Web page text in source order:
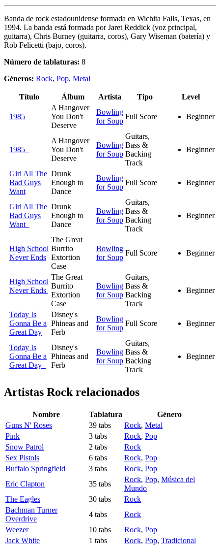
Banda de rock estadounidense formada en Wichita Falls, Texas, en
1994. La banda está formada por Jaret Reddick (voz principal,
guitarra), Chris Burney (guitarra, coros), Gary Wiseman (batería) y
Rob Felicetti (bajo, coros).
Número de tablaturas: 8
Géneros: Rock, Pop, Metal
Título Álbum Artista Tipo Level
1985
A Hangover
You Don't
Deserve
Bowling
for Soup
Full Score Beginner
1985
A Hangover
You Don't
Deserve
Bowling
for Soup
Guitars,
Bass &
Backing
Track
Beginner
Girl All The
Bad Guys
Want
Drunk
Enough to
Dance
Bowling
for Soup
Full Score Beginner
Girl All The
Bad Guys
Want
Drunk
Enough to
Dance
Bowling
for Soup
Guitars,
Bass &
Backing
Track
Beginner
High School
Never Ends
The Great
Burrito
Extortion
Case
Bowling
for Soup
Full Score Beginner
High School
Never Ends
The Great
Burrito
Extortion
Case
Bowling
for Soup
Guitars,
Bass &
Backing
Track
Beginner
Today Is
Gonna Be a
Great Day
Disney's
Phineas and
Ferb
Bowling
for Soup
Full Score Beginner
Today Is
Gonna Be a
Great Day
Disney's
Phineas and
Ferb
Bowling
for Soup
Guitars,
Bass &
Backing
Track
Beginner
Artistas Rockrelacionados
Nombre Tablatura
Género
Guns N' Roses
39 tabs Rock, Metal
Pink
3 tabs Rock, Pop
Snow Patrol
2 tabs
Rock
Sex Pistols
6 tabs Rock, Pop
Buffalo Springfield
3 tabs Rock, Pop
Eric Clapton
35 tabs
Rock, Pop, Música del
Mundo
The Eagles
30 tabs
Rock
Bachman Turner
Overdrive
4 tabs
Rock
Weezer
10 tabs Rock, Pop
Jack White
1 tabs Rock, Pop, Tradicional